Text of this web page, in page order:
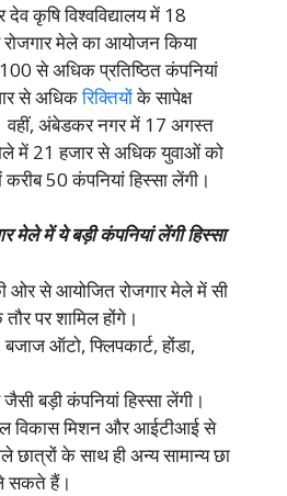
कृषि विश्वविद्यालय में 18
मेले का आयोजन किया
से अधिक प्रतिष्ठित कंपनियां
से अधिकरिक्तियोंके सापेक्ष
अंबेडकर नगर में 17 अगस्त
में 21 हजार से अधिक युवाओं को
50 कंपनियां हिस्सा लेंगी।
मेले में ये बड़ी कंपनियां लेंगी हिस्सा
ओर से आयोजित रोजगार मेले में सी
पर शामिल होंगे।
ऑटो, फ्लिपकार्ट, होंडा,
बड़ी कंपनियां हिस्सा लेंगी।
विकास मिशन और आईटीआई से
छात्रों के साथ ही अन्य सामान्य छा
सकते हैं।